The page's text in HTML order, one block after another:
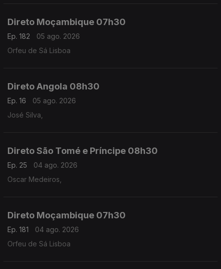
Direto Moçambique 07h30
Ep. 182
05 ago. 2026
Orfeu de Sá Lisboa
Direto Angola 08h30
Ep. 16
05 ago. 2026
José Silva,
Direto São Tomé e Príncipe 08h30
Ep. 25
04 ago. 2026
Oscar Medeiros,
Direto Moçambique 07h30
Ep. 181
04 ago. 2026
Orfeu de Sá Lisboa